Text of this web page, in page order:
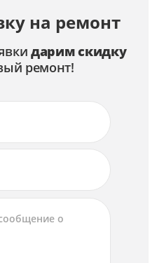
на ремонт
дарим скидку
ремонт!